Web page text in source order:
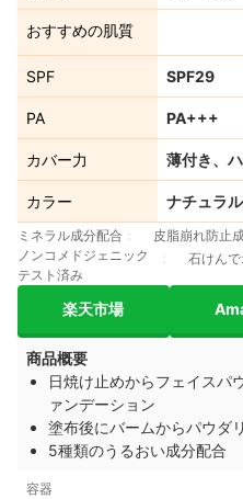
おすすめの肌質
SPF SPF29
PA PA+++
カバー力 薄付き、
カラー ナチュラル
ミネラル成分配合
皮脂崩れ防止
ノンコメドジェニック
テスト済み
石けんで
楽天市場
商品概要
日焼け止めからフェイスパ
ァンデーション
塗布後にバームからパウダ
5種類のうるおい成分配合
容器